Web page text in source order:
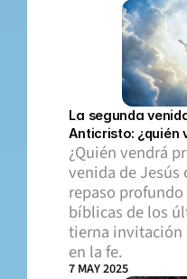
La segunda
Anticristo: ¿quién
¿Quién vendrá
venida de Jesús
repaso
bíblicas de los
tierna invitación
en la fe.
7 MAY 2025